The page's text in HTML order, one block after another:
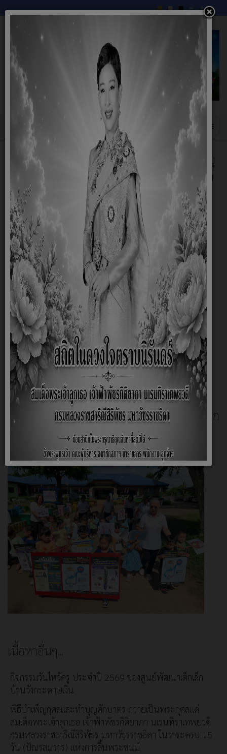
กิจกรรมการเรียนการสอนของโรงเรียนผู้สูงอายุ
เทศบาลตำบลท้ายดง วันจันทร์ ที่ 6 กรกฎาคม
2569 เวลา 08.30 -12.00 น. ณ อาคาร
อเนกประสงค์ หมู่ที่ 2
กิจกรรมรณรงค์เนื่องในวันต่อต้านยาเสพติดโลก
26 มิถุนายน ของศูนย์พัฒนาเด็กเล็กบ้านวัง
กระดาษเงิน
เนื้อหาอื่นๆ...
กิจกรรมวันไหว้ครู ประจำปี 2569 ของศูนย์พัฒนาเด็กเล็ก
บ้านวังกระดาษเงิน
พิธีบำเพ็ญกุศลและทำบุญตักบาตร ถวายเป็นพระกุศลแด่
สมเด็จพระเจ้าลูกเธอ เจ้าฟ้าพัชรกิติยาภา นเรนทิราเทพยวดี
กรมหลวงราชสาริณีสิริพัชร มหาวัชรราชธิดา ในวาระครบ 15
วัน (ปัณรสมวาร) แห่งการสิ้นพระชนม์